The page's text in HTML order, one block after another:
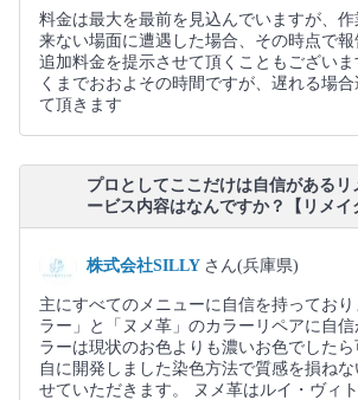
料金は最大を最前を見込んでいますが、
来ない場面に遭遇した場合、その時点で報
追加料金を提示させて頂くこともござい
くまでおおよその時間ですが、遅れる場
て頂きます
プロとしてここだけは自信がある
ービス内容はなんですか？【リメイ
株式会社SILLY さん(兵庫県)
主にすべてのメニューに自信を持ってお
ラー」と「ヌメ革」のカラーリペアに自
ラーは現状のお色よりも濃いお色でした
自に開発しました染色方法で質感を損ね
せていただきます。 ヌメ革はルイ・ヴィ